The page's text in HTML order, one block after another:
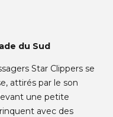
du Sud
Star Clippers se
attirés par le son
une petite
avec des